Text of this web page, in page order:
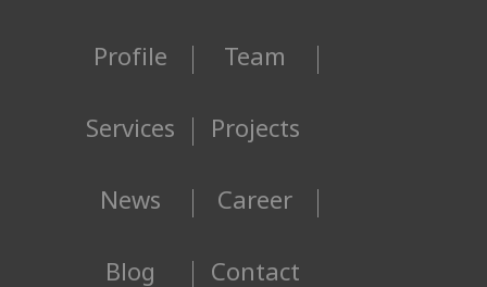
Profile
Team
Services
Projects
News
Career
Blog
Contact